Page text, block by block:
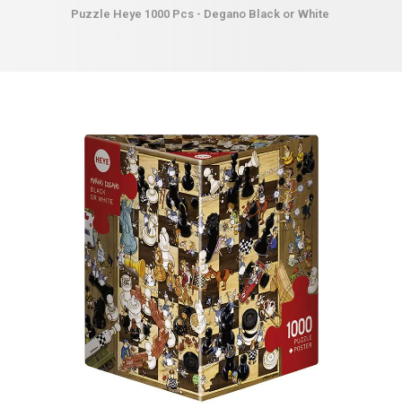
Puzzle Heye 1000 Pcs - Degano Black or White